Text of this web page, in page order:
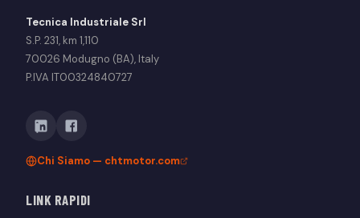
Tecnica Industriale Srl
S.P. 231, km 1,110
70026 Modugno (BA), Italy
P.IVA IT00324840727
Chi Siamo — chtmotor.com
LINK RAPIDI